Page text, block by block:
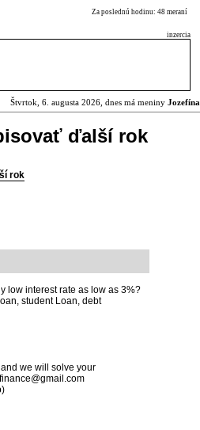
Za poslednú hodinu: 48 meraní
inzercia
Štvrtok, 6. augusta 2026, dnes má meniny Jozefína
ďalší rok
rok
low interest rate as low as 3%?
student Loan, debt
we will solve your